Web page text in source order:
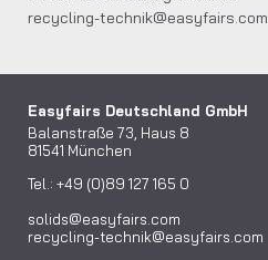
recycling-technik@easyfairs.com
Easyfairs Deutschland GmbH
Balanstraße 73, Haus 8
81541 München
Tel.: +49 (0)89 127 165 0
solids@easyfairs.com
recycling-technik@easyfairs.com